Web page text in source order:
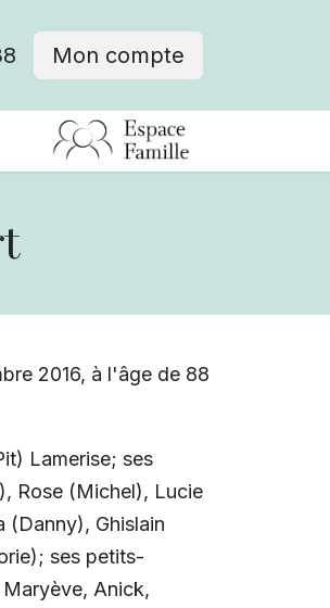
Mon compte
2016, à l'âge de 88
Lamerise; ses
Rose (Michel), Lucie
(Danny), Ghislain
ses petits-
Anick,